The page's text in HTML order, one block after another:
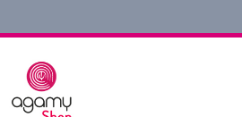
permalink.